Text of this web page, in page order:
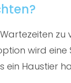
zu
wird
ein Haustier